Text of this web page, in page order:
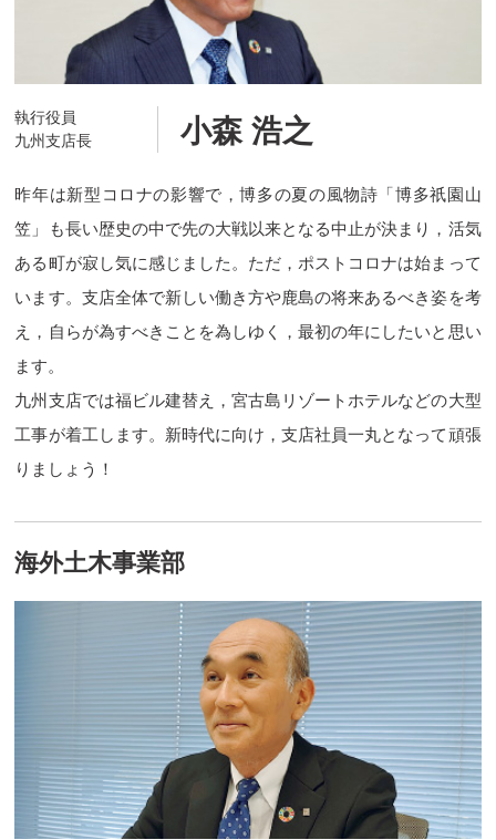
執行役員
九州支店長
小森 浩之
昨年は新型コロナの影響で，博多の夏の風物詩「博多祇園山
笠」も長い歴史の中で先の大戦以来となる中止が決まり，活気
ある町が寂し気に感じました。ただ，ポストコロナは始まって
います。支店全体で新しい働き方や鹿島の将来あるべき姿を考
え，自らが為すべきことを為しゆく，最初の年にしたいと思い
ます。
九州支店では福ビル建替え，宮古島リゾートホテルなどの大型
工事が着工します。新時代に向け，支店社員一丸となって頑張
りましょう！
海外土木事業部